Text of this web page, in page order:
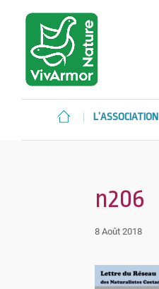
L’ASSOCIATION
n206
8 Août 2018